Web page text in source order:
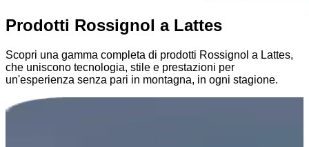
Prodotti Rossignol a Lattes
Scopri una gamma completa di prodotti Rossignol a Lattes,
che uniscono tecnologia, stile e prestazioni per
un'esperienza senza pari in montagna, in ogni stagione.